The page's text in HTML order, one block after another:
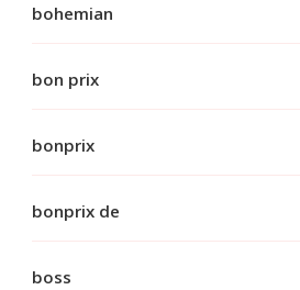
bohemian
bon prix
bonprix
bonprix de
boss